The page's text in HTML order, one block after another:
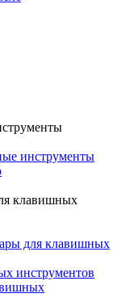
инструменты
клавишных
для клавишных
инструментов